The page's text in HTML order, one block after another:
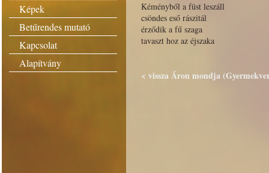
Képek
Betűrendes mutató
Kapcsolat
Alapítvány
Kéményből a füst leszáll
csöndes eső rászitál
érződik a fű szaga
tavaszt hoz az éjszaka
< vissza Áron mondja